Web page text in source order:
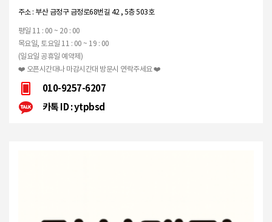
주소 : 부산 금정구 금정로68번길 42 , 5층 503호
평일 11 : 00 ~ 20 : 00
목요일, 토요일 11 : 00 ~ 19 : 00
(일요일 공휴일 예약제)
❤️ 오픈시간대나 마감시간대 방문시 연락주세요 ❤️
010-9257-6207
카톡 ID : ytpbsd